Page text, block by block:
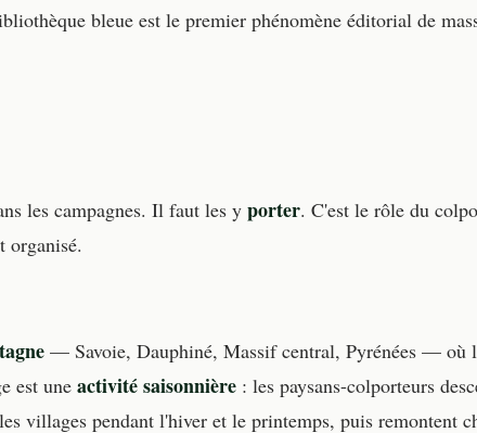
bleue est le premier phénomène éditorial de
les campagnes. Il faut les y porter. C'est le rôle du
organisé.
— Savoie, Dauphiné, Massif central, Pyrénées — où
est une activité saisonnière : les paysans-colporteurs
villages pendant l'hiver et le printemps, puis remontent